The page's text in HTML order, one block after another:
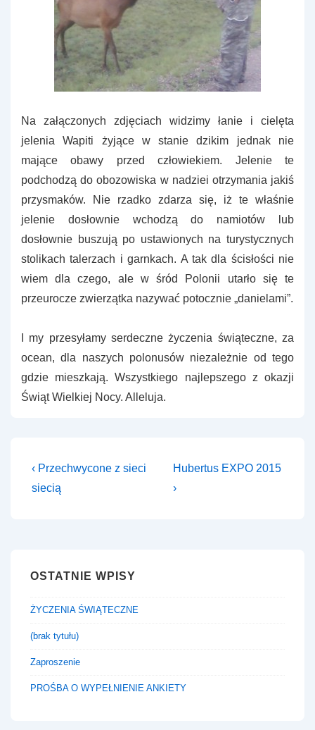
Na załączonych zdjęciach widzimy łanie i cielęta
jelenia Wapiti żyjące w stanie dzikim jednak nie
mające obawy przed człowiekiem. Jelenie te
podchodzą do obozowiska w nadziei otrzymania jakiś
przysmaków. Nie rzadko zdarza się, iż te właśnie
jelenie dosłownie wchodzą do namiotów lub
dosłownie buszują po ustawionych na turystycznych
stolikach talerzach i garnkach. A tak dla ścisłości nie
wiem dla czego, ale w śród Polonii utarło się te
przeurocze zwierzątka nazywać potocznie „danielami”.
I my przesyłamy serdeczne życzenia świąteczne, za
ocean, dla naszych polonusów niezależnie od tego
gdzie mieszkają. Wszystkiego najlepszego z okazji
Świąt Wielkiej Nocy. Alleluja.
Nawigacja
wpisu
Previous
Post
‹ Przechwycone z sieci
siecią
Next
Post
Hubertus EXPO 2015
›
OSTATNIE WPISY
ŻYCZENIA ŚWIĄTECZNE
(brak tytułu)
Zaproszenie
PROŚBA O WYPEŁNIENIE ANKIETY